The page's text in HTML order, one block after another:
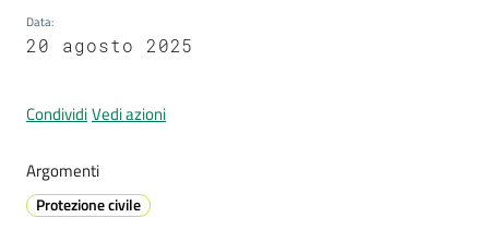
Prenotazione
appuntamenti
A
l
e
r
Data:
20 agosto 2025
CondividiVedi azioni
Argomenti
Protezione civile